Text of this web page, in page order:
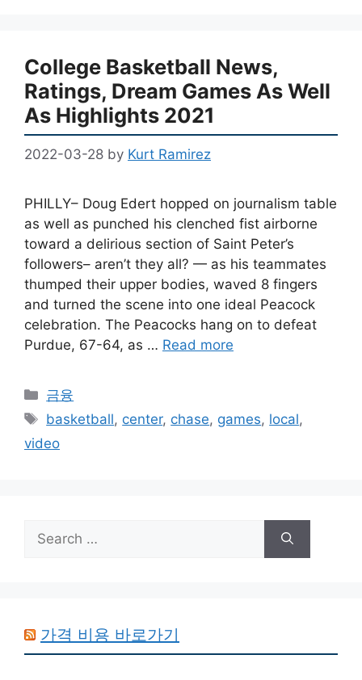
College Basketball News,
Ratings, Dream Games As Well
As Highlights 2021
2022-03-28 by Kurt Ramirez
PHILLY– Doug Edert hopped on journalism table
as well as punched his clenched fist airborne
toward a delirious section of Saint Peter’s
followers– aren’t they all? — as his teammates
thumped their upper bodies, waved 8 fingers
and turned the scene into one ideal Peacock
celebration. The Peacocks hang on to defeat
Purdue, 67-64, as … Read more
Categories
금융
Tags
basketball, center, chase, games, local,
video
Search
for:
가격 비용 바로가기